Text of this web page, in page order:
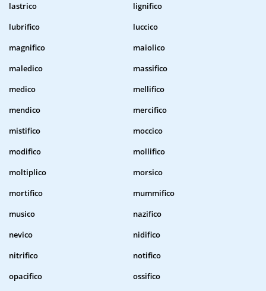
lastrico
lignifico
lubrifico
luccico
magnifico
maiolico
maledico
massifico
medico
mellifico
mendico
mercifico
mistifico
moccico
modifico
mollifico
moltiplico
morsico
mortifico
mummifico
musico
nazifico
nevico
nidifico
nitrifico
notifico
opacifico
ossifico